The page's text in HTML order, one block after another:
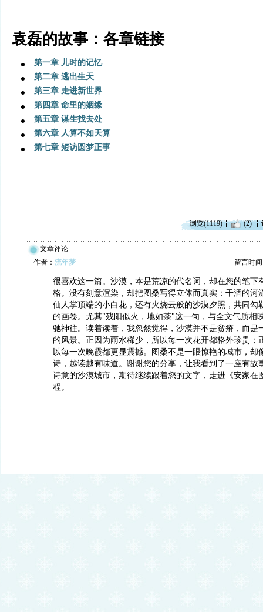
袁磊的故事：各章链接
第一章 儿时的记忆
第二章 逃出生天
第三章 走进新世界
第四章 命里的姻缘
第五章 谋生找去处
第六章 人算不如天算
第七章 短访圆梦正事
浏览(1119) (2)
文章评论
作者： 流年梦 留言时间
很喜欢这一篇。沙漠，本是荒凉的代名词，却在您的笔下
格。没有刻意渲染，却把图桑写得立体而真实：干涸的河
仙人掌顶端的小白花，还有火烧云般的沙漠夕照，共同勾
的画卷。尤其"残阳似火，地如荼"这一句，与全文气质相
驰神往。读着读着，我忽然觉得，沙漠并不是贫瘠，而是
的风景。正因为雨水稀少，所以每一次花开都格外珍贵；
以每一次晚霞都更显震撼。图桑不是一眼惊艳的城市，却
诗，越读越有味道。谢谢您的分享，让我看到了一座有故
诗意的沙漠城市，期待继续跟着您的文字，走进《安家在
程。